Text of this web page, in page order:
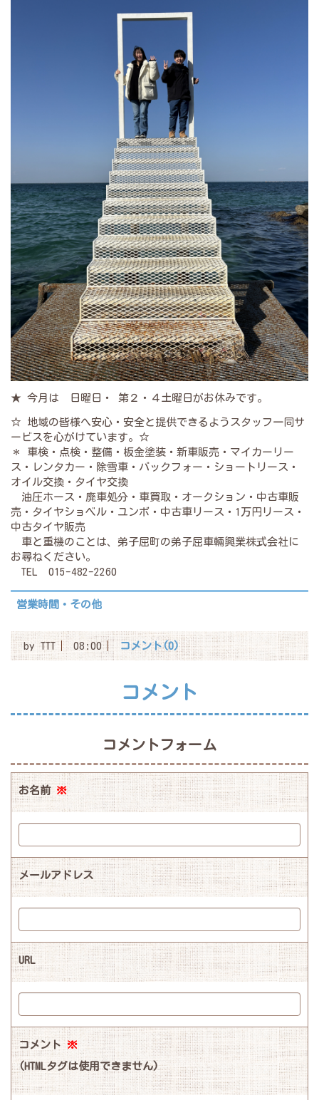
★ 今月は 日曜日・ 第２・４土曜日がお休みです。
☆ 地域の皆様へ安心・安全と提供できるようスタッフ一同サ
ービスを心がけています。☆
＊ 車検・点検・整備・板金塗装・新車販売・マイカーリー
ス・レンタカー・除雪車・バックフォー・ショートリース・
オイル交換・タイヤ交換
油圧ホース・廃車処分・車買取・オークション・中古車販
売・タイヤショベル・ユンボ・中古車リース・1万円リース・
中古タイヤ販売
車と重機のことは、弟子屈町の弟子屈車輛興業株式会社に
お尋ねください。
TEL 015-482-2260
営業時間・その他
byTTT 08:00 コメント(0)
コメント
コメントフォーム
お名前 ※
メールアドレス
URL
コメント ※
(HTMLタグは使用できません)